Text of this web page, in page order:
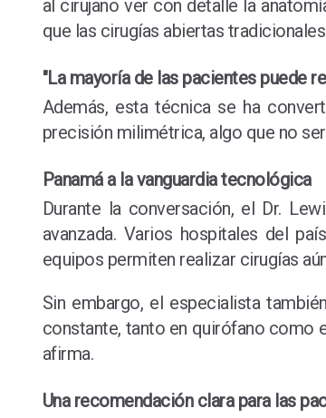
al cirujano ver con detalle la
que las cirugías abiertas
"La mayoría de las pacientes puede
Además, esta técnica se ha
precisión milimétrica, algo que no
Panamá a la vanguardia tecnológica
Durante la conversación, el Dr.
avanzada. Varios hospitales del
equipos permiten realizar cirugías
Sin embargo, el especialista
constante, tanto en quirófano como
afirma.
Una recomendación clara para las